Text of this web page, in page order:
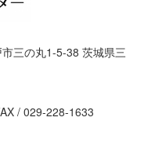
三の丸1-5-38 茨城県三
/ 029-228-1633